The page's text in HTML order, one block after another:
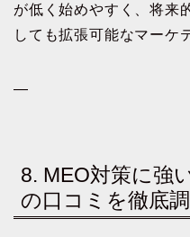
が低く始めやすく、将来
しても拡張可能なマーケ
—
8. MEO対策に強
の口コミを徹底